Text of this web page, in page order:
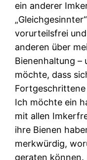
ein anderer
vorurteilsfrei
anderen über
Bienenhaltung –
möchte, dass
Ich möchte ein
mit allen
ihre Bienen
merkwürdig,
geraten können.